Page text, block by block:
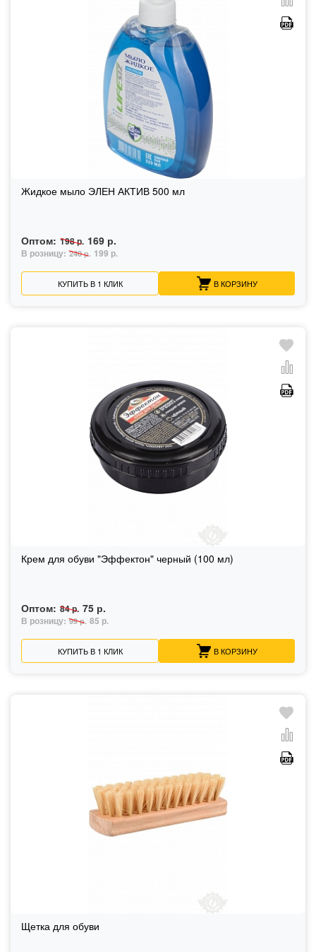
Жидкое мыло ЭЛЕН АКТИВ 500 мл
Оптом: 198 р. 169 р.
В розницу: 240 р. 199 р.
КУПИТЬ В 1 КЛИК В КОРЗИНУ
Крем для обуви "Эффектон" черный (100 мл)
Оптом: 84 р. 75 р.
В розницу: 99 р. 85 р.
КУПИТЬ В 1 КЛИК В КОРЗИНУ
Щетка для обуви